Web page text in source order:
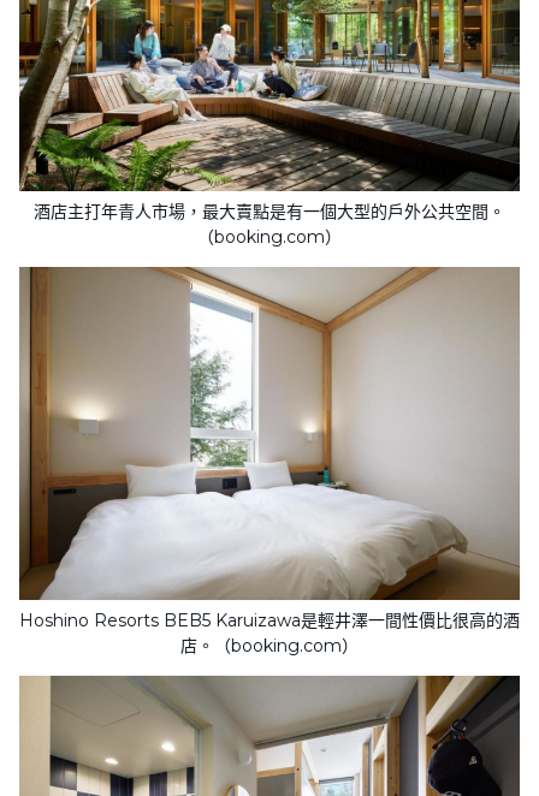
酒店主打年青人市場，最大賣點是有一個大型的戶外公共空間。
（booking.com）
Hoshino Resorts BEB5 Karuizawa是輕井澤一間性價比很高的酒
店。（booking.com）